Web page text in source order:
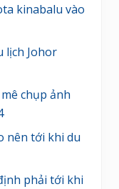
kinabalu vào
lịch Johor
chụp ảnh
nên tới khi du
phải tới khi